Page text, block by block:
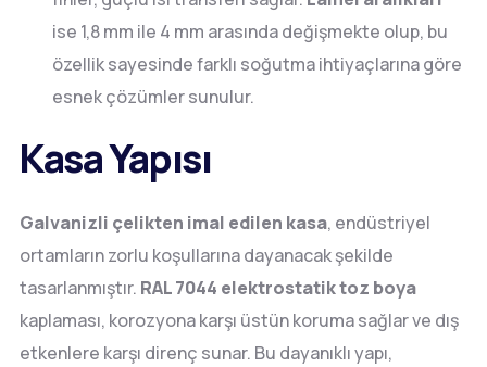
ise 1,8 mm ile 4 mm arasında değişmekte olup, bu
özellik sayesinde farklı soğutma ihtiyaçlarına göre
esnek çözümler sunulur.
Kasa Yapısı
Galvanizli çelikten imal edilen kasa, endüstriyel
ortamların zorlu koşullarına dayanacak şekilde
tasarlanmıştır. RAL 7044 elektrostatik toz boya
kaplaması, korozyona karşı üstün koruma sağlar ve dış
etkenlere karşı direnç sunar. Bu dayanıklı yapı,